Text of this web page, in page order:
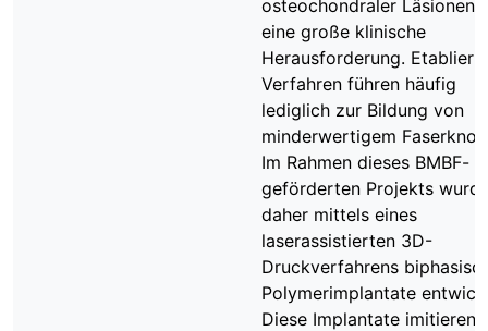
osteochondraler Läsionen
eine große klinische
Herausforderung.
Verfahren führen häufig
lediglich zur Bildung von
minderwertigem
Im Rahmen dieses BMBF-
geförderten Projekts
daher mittels eines
laserassistierten 3D-
Druckverfahrens
Polymerimplantate
Diese Implantate imitieren